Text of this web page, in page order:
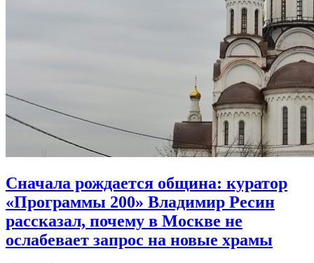
Сначала рождается община: куратор
«Программы 200» Владимир Ресин
рассказал, почему в Москве не
ослабевает запрос на новые храмы